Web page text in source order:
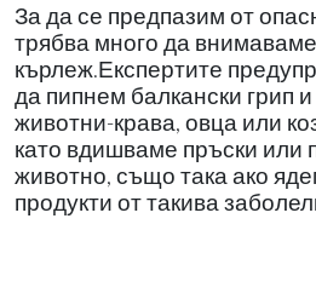
За да се предпазим от
трябва много да
кърлеж.Експертите
да пипнем балкански грип
животни-крава, овца или
като вдишваме пръски или
животно, също така ако
продукти от такива